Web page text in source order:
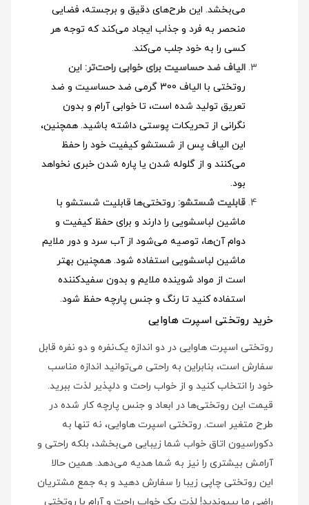
می‌بخشد. این طرح‌های دقیق و برجسته، فضایی
منحصر به فرد و جذاب ایجاد می‌کند که توجه هر
کسی را به خود جلب می‌کند.
الیاف ضد حساسیت برای خوابی راحت‌تر: این
روتختی با الیاف 300 گرمی ضد حساسیت و ضد
تعریق تولید شده است، تا خوابی آرام و بدون
نگرانی از تحریکات پوستی داشته باشید. همچنین،
این الیاف پس از شستشو کیفیت خود را حفظ
می‌کنند و از گلوله شدن یا پاره شدن خبری نخواهد
بود.
قابلیت شستشو: روتختی‌ها قابلیت شستشو با
ماشین لباسشویی را دارند و برای حفظ کیفیت و
دوام آن‌ها، توصیه می‌شود از آب سرد و دور ملایم
ماشین لباسشویی استفاده شود. همچنین بهتر
است از مواد شوینده ملایم و بدون سفیدکننده
استفاده کنید تا رنگ و جنس پارچه حفظ شود.
خرید روتختی اسپرت هاوایی
روتختی اسپرت هاوایی در دو اندازه یک‌نفره و دو نفره قابل
سفارش است، بنابراین به راحتی می‌توانید اندازه مناسب
خود را انتخاب کنید و از خواب راحت و دلپذیر لذت ببرید.
قیمت این روتختی‌ها در ابعاد و جنس پارچه کار شده در
طرح متغیر است. روتختی اسپرت هاوایی، نه تنها به
دکوراسیون اتاق خواب شما زیبایی می‌بخشد، بلکه راحتی و
آرامش بیشتری را نیز به شما هدیه می‌دهد. همین حالا
این روتختی چاپی زیبا را سفارش دهید و به جمع مشتریان
راضی ما بپیوندید! لذت یک خواب راحت و آرام با روتختی